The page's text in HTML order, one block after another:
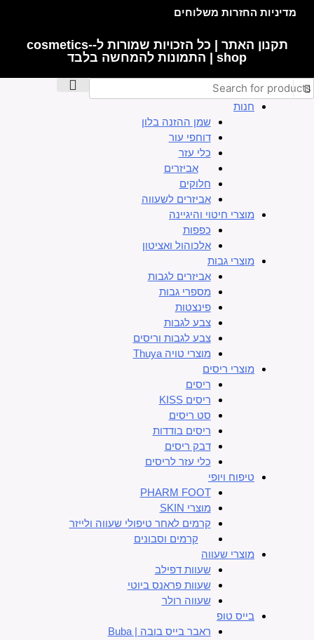
מדיניות החזרות משלוחים
תקנון האתר | כל הזכויות שמורות ל-cosmetics-
shop | התמונות להמחשה בלבד
חנות
שמן ההזנה בלון
דוחפי עור
כלי עזר
אביזרים
חלוקים
אביזרים לשעווה
מוצרי חיטוי והיגיינה
כפפות
אלכוהול ואציטון
מוצרי גבות
אביזרים לגבות
מספרי גבות
פינצטות
צבע לגבות
צבע לגבות וריסים
מוצרי טויה Thuya
מוצרי ריסים
ריסים
ריסים KISS
סט ריסים
ריסים בודדות
דבק ריסים
כלי עזר לריסים
טיפוח ויופי
PHARM FOOT
מוצרי SKIN
קרמים לאחר טיפולי שעווה ולייזר
קרמים וסבונים
מוצרי שעווה
שעוות דפילב
שעוות פראנס ביוטי
שעווה רולר
בייס טופ
ראבר בייס בובה | Buba